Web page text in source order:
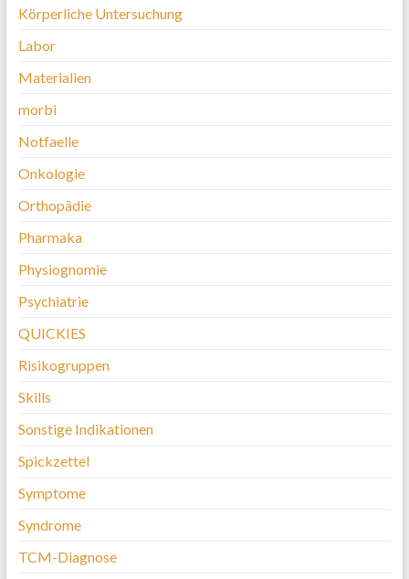
Körperliche Untersuchung
Labor
Materialien
morbi
Notfaelle
Onkologie
Orthopädie
Pharmaka
Physiognomie
Psychiatrie
QUICKIES
Risikogruppen
Skills
Sonstige Indikationen
Spickzettel
Symptome
Syndrome
TCM-Diagnose